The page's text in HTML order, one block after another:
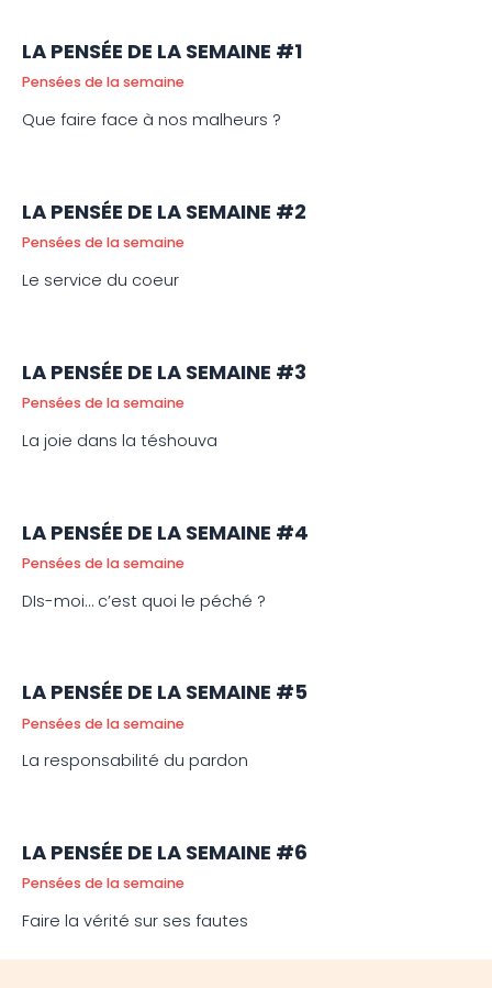
LA PENSÉE DE LA SEMAINE #1
Pensées de la semaine
Que faire face à nos malheurs ?
LA PENSÉE DE LA SEMAINE #2
Pensées de la semaine
Le service du coeur
LA PENSÉE DE LA SEMAINE #3
Pensées de la semaine
La joie dans la téshouva
LA PENSÉE DE LA SEMAINE #4
Pensées de la semaine
DIs-moi… c’est quoi le péché ?
LA PENSÉE DE LA SEMAINE #5
Pensées de la semaine
La responsabilité du pardon
LA PENSÉE DE LA SEMAINE #6
Pensées de la semaine
Faire la vérité sur ses fautes